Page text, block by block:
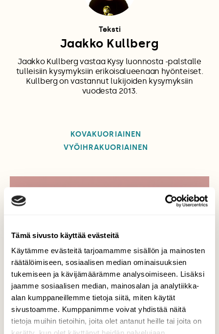
Tämä sivusto käyttää evästeitä
Käytämme evästeitä tarjoamamme sisällön ja mainosten
räätälöimiseen, sosiaalisen median ominaisuuksien
tukemiseen ja kävijämäärämme analysoimiseen. Lisäksi
jaamme sosiaalisen median, mainosalan ja analytiikka-
alan kumppaneillemme tietoja siitä, miten käytät
sivustoamme. Kumppanimme voivat yhdistää näitä
tietoja muihin tietoihin, joita olet antanut heille tai joita on
Teksti
Jaakko Kullberg
Jaakko Kullberg vastaa Kysy luonnosta -palstalle
tulleisiin kysymyksiin erikoisalueenaan hyönteiset.
Kullberg on vastannut lukijoiden kysymyksiin
vuodesta 2013.
KOVAKUORIAINEN
VYÖIHRAKUORIAINEN
Tilaa Suomen Luonto
luonto- ja ympäristöjournalismia.
Tilaa Suomen Luonto ja tule mukaan
luonnonystävien joukkoon!
Alk. 3 numeroa 23,40 €.
Tilaa nyt!